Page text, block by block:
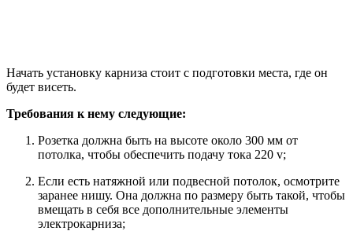
Начать установку карниза стоит с подготовки места, где он
будет висеть.
Требования к нему следующие:
Розетка должна быть на высоте около 300 мм от
потолка, чтобы обеспечить подачу тока 220 v;
Если есть натяжной или подвесной потолок, осмотрите
заранее нишу. Она должна по размеру быть такой, чтобы
вмещать в себя все дополнительные элементы
электрокарниза;